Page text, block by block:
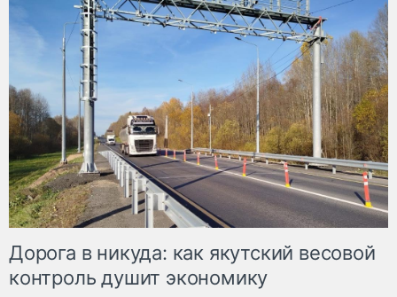
Дорога в никуда: как якутский весовой
контроль душит экономику